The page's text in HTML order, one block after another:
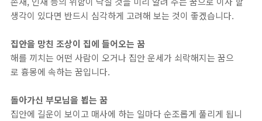
생각이 있다면 반드시 심각하게 고려해 보는 것이 좋겠습니다.
집안을 망친 조상이 집에 들어오는 꿈
해를 끼치는 어떤 사람이 오거나 집안 운세가 쇠락해지는 꿈으
로 흉몽에 속하는 꿈입니다.
돌아가신 부모님을 뵙는 꿈
집안에 길운이 보이고 매사에 하는 일마다 순조롭게 풀리게 됩니